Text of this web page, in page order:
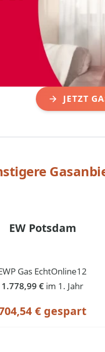
JETZT
EW Potsdam
Gas EchtOnline12
1.778,99 € im 1. Jahr
€ gespart